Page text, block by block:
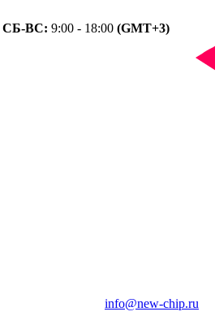
СБ-ВС: 9:00 - 18:00 (GMT+3)
info@new-chip.ru